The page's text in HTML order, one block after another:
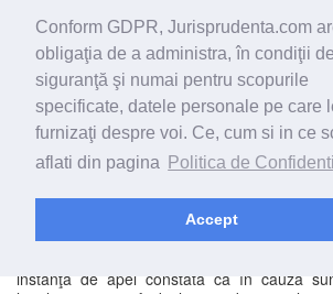
Conform GDPR, Jurisprudenta.com
obligaţia de a administra, în condiţii de
siguranţă şi numai pentru scopurile
specificate, datele personale pe care
furnizaţi despre voi. Ce, cum si in ce
aflati din pagina
Politica de
Accept
Art. 4 alin. 3 teza finală din Legea nr.
asemenea, că dacã un profesionist
preformulatã a fost negociatã direct cu
datoria lui sã prezinte probe în acest sens.
Instanţa mai constată că potrivit
193/2000 clauzele abuzive cuprinse în
personal, fie prin intermediul organelor
produce efecte asupra consumatorului, iar
în continuare, cu acordul
eliminarea acestora mai poate continua.
In raport de considerentele
instanţa de apel constată că în cauză